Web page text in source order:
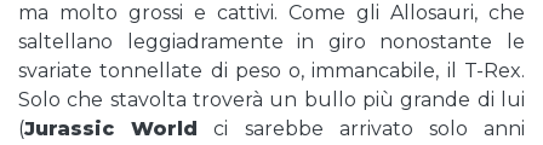
ma molto grossi e cattivi. Come gli Allosauri, che
saltellano leggiadramente in giro nonostante le
svariate tonnellate di peso o, immancabile, il T-Rex.
Solo che stavolta troverà un bullo più grande di lui
(Jurassic World ci sarebbe arrivato solo anni